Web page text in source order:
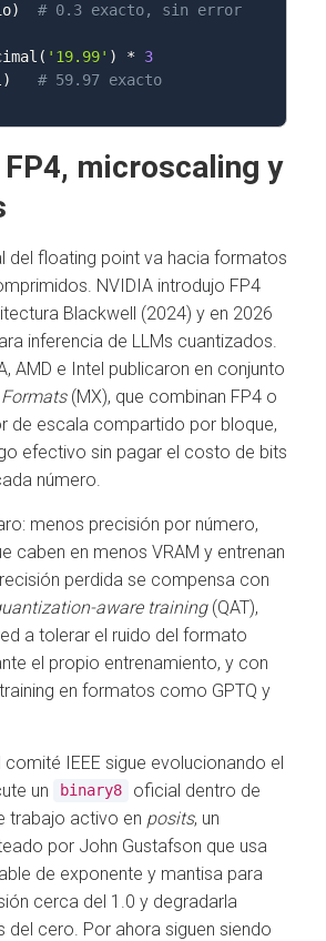
) # 0.3 exacto, sin error
( '19.99' ) *
3
) # 59.97 exacto
microscaling y
del floating point va hacia formatos
NVIDIA introdujo FP4
Blackwell (2024) y en 2026
inferencia de LLMs cuantizados.
AMD e Intel publicaron en conjunto
(MX), que combinan FP4 o
de escala compartido por bloque,
efectivo sin pagar el costo de bits
número.
menos precisión por número,
caben en menos VRAM y entrenan
perdida se compensa con
aware training(QAT),
a tolerar el ruido del formato
el propio entrenamiento, y con
en formatos como GPTQ y
comité IEEE sigue evolucionando el
un
binary8
oficial dentro de
trabajo activo en posits, un
por John Gustafson que usa
de exponente y mantisa para
cerca del 1.0 y degradarla
del cero. Por ahora siguen siendo